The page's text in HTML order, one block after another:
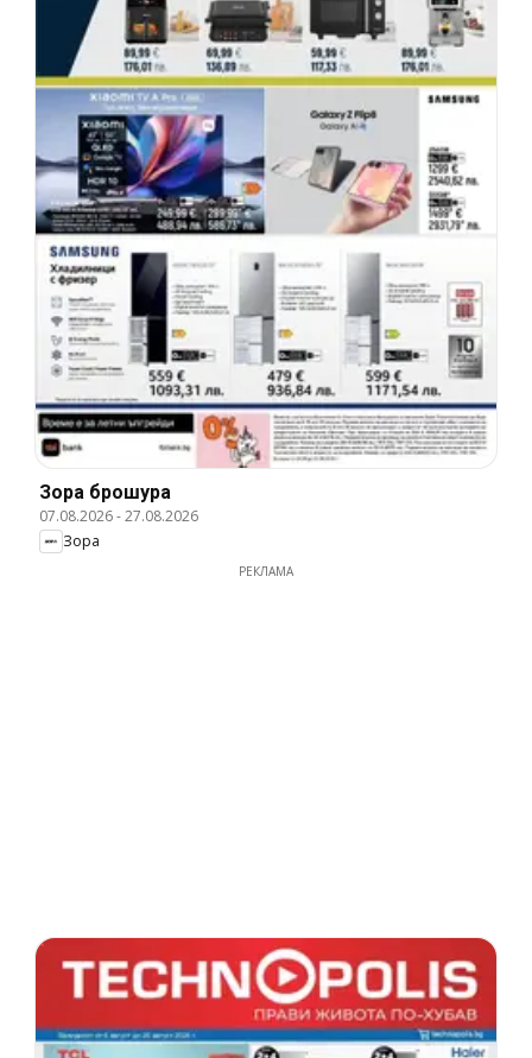
Зора брошура
07.08.2026-27.08.2026
Зора
РЕКЛАМА